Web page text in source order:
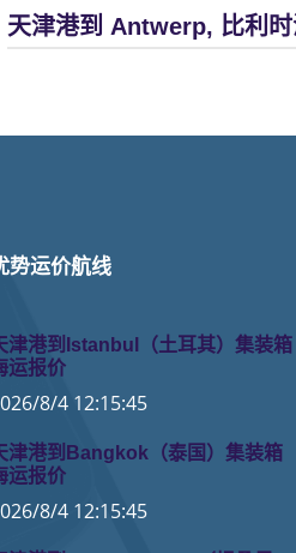
天津港到 Antwerp, 比利
势运价航线
津港到Istanbul（土耳其）集装箱
运报价
8/4 12:15:45
津港到Bangkok（泰国）集装箱
运报价
8/4 12:15:45